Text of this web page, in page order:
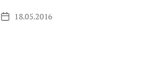
Дата18.05.2016